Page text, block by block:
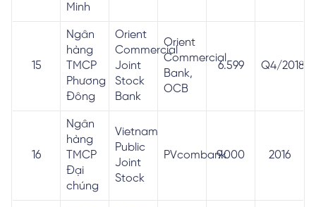
Minh
15
Ngân
hàng
TMCP
Phương
Đông
Orient
Commercial
Joint
Stock
Bank
Orient
Commercial
Bank,
OCB
6.599 Q4/2018
16
Ngân
hàng
TMCP
Đại
chúng
Vietnam
Public
Joint
Stock
PVcombank9.000 2016